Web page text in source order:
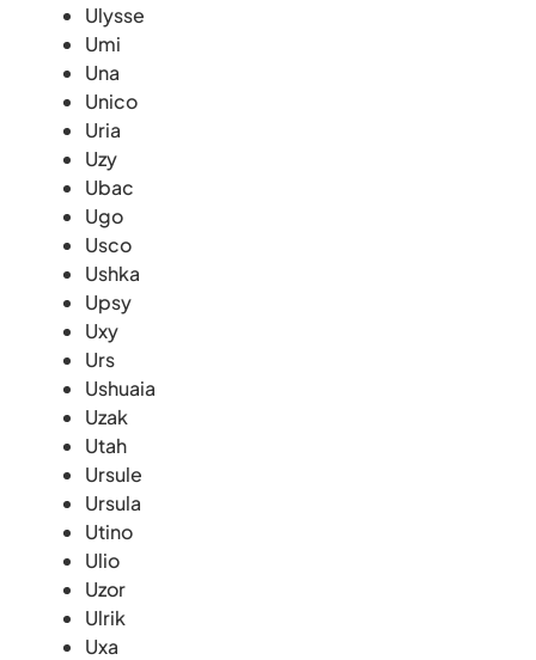
Ulysse
Umi
Una
Unico
Uria
Uzy
Ubac
Ugo
Usco
Ushka
Upsy
Uxy
Urs
Ushuaia
Uzak
Utah
Ursule
Ursula
Utino
Ulio
Uzor
Ulrik
Uxa